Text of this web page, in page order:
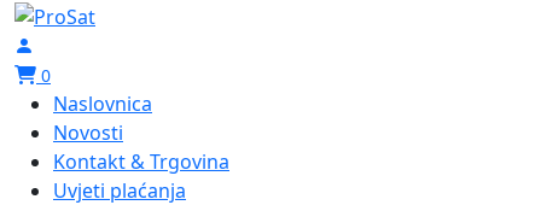
0
Naslovnica
Novosti
Kontakt & Trgovina
Uvjeti plaćanja